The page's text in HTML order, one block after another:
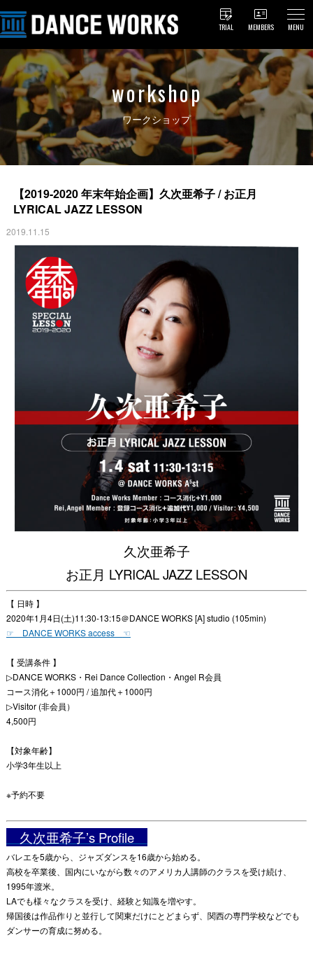
TRIAL MEMBERS MENU
workshop
ワークショップ
【2019-2020 年末年始企画】久次亜希子 / お正月
LYRICAL JAZZ LESSON
2019.11.15
久次亜希子
お正月 LYRICAL JAZZ LESSON
【 日時 】
2020年1月4日(土)11:30-13:15＠DANCE WORKS [A] studio (105min)
☞ DANCE WORKS access ☜
【 受講条件 】
▷DANCE WORKS・Rei Dance Collection・Angel R会員
コース消化＋1000円 / 追加代＋1000円
▷Visitor (非会員）
4,500円
【対象年齢】
小学3年生以上
※予約不要
久次亜希子’s Profile
バレエを5歳から、ジャズダンスを16歳から始める。
高校を卒業後、国内にいながら数々のアメリカ人講師のクラスを受け続け、
1995年渡米。
LAでも様々なクラスを受け、経験と知識を増やす。
帰国後は作品作りと並行して関東だけにとどまらず、関西の専門学校などでも
ダンサーの育成に努める。